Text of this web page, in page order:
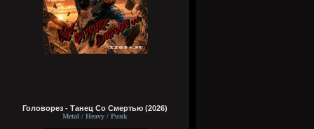
Головорез - Tанец Со Смертью (2026)
Metal / Heavy / Punk